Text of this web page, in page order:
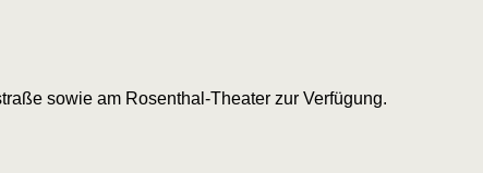
sowie am Rosenthal-Theater zur Verfügung.